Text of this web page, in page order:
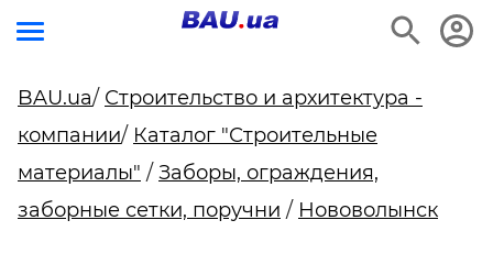
BAU.ua/ Строительство и архитектура -
компании/ Каталог "Строительные
материалы" / Заборы, ограждения,
заборные сетки, поручни / Нововолынск